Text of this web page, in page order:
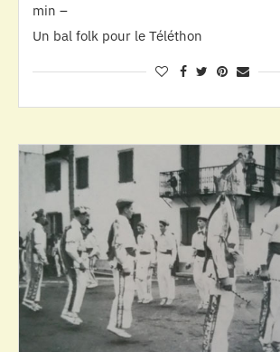
min –
Un bal folk pour le Téléthon